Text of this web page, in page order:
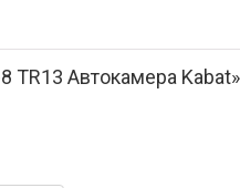
TR13 Автокамера Kabat»